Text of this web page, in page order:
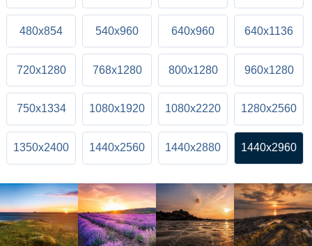
480x854 540x960 640x960 640x1136
720x1280 768x1280 800x1280 960x1280
750x1334 1080x1920 1080x2220 1280x2560
1350x2400 1440x2560 1440x2880 1440x2960